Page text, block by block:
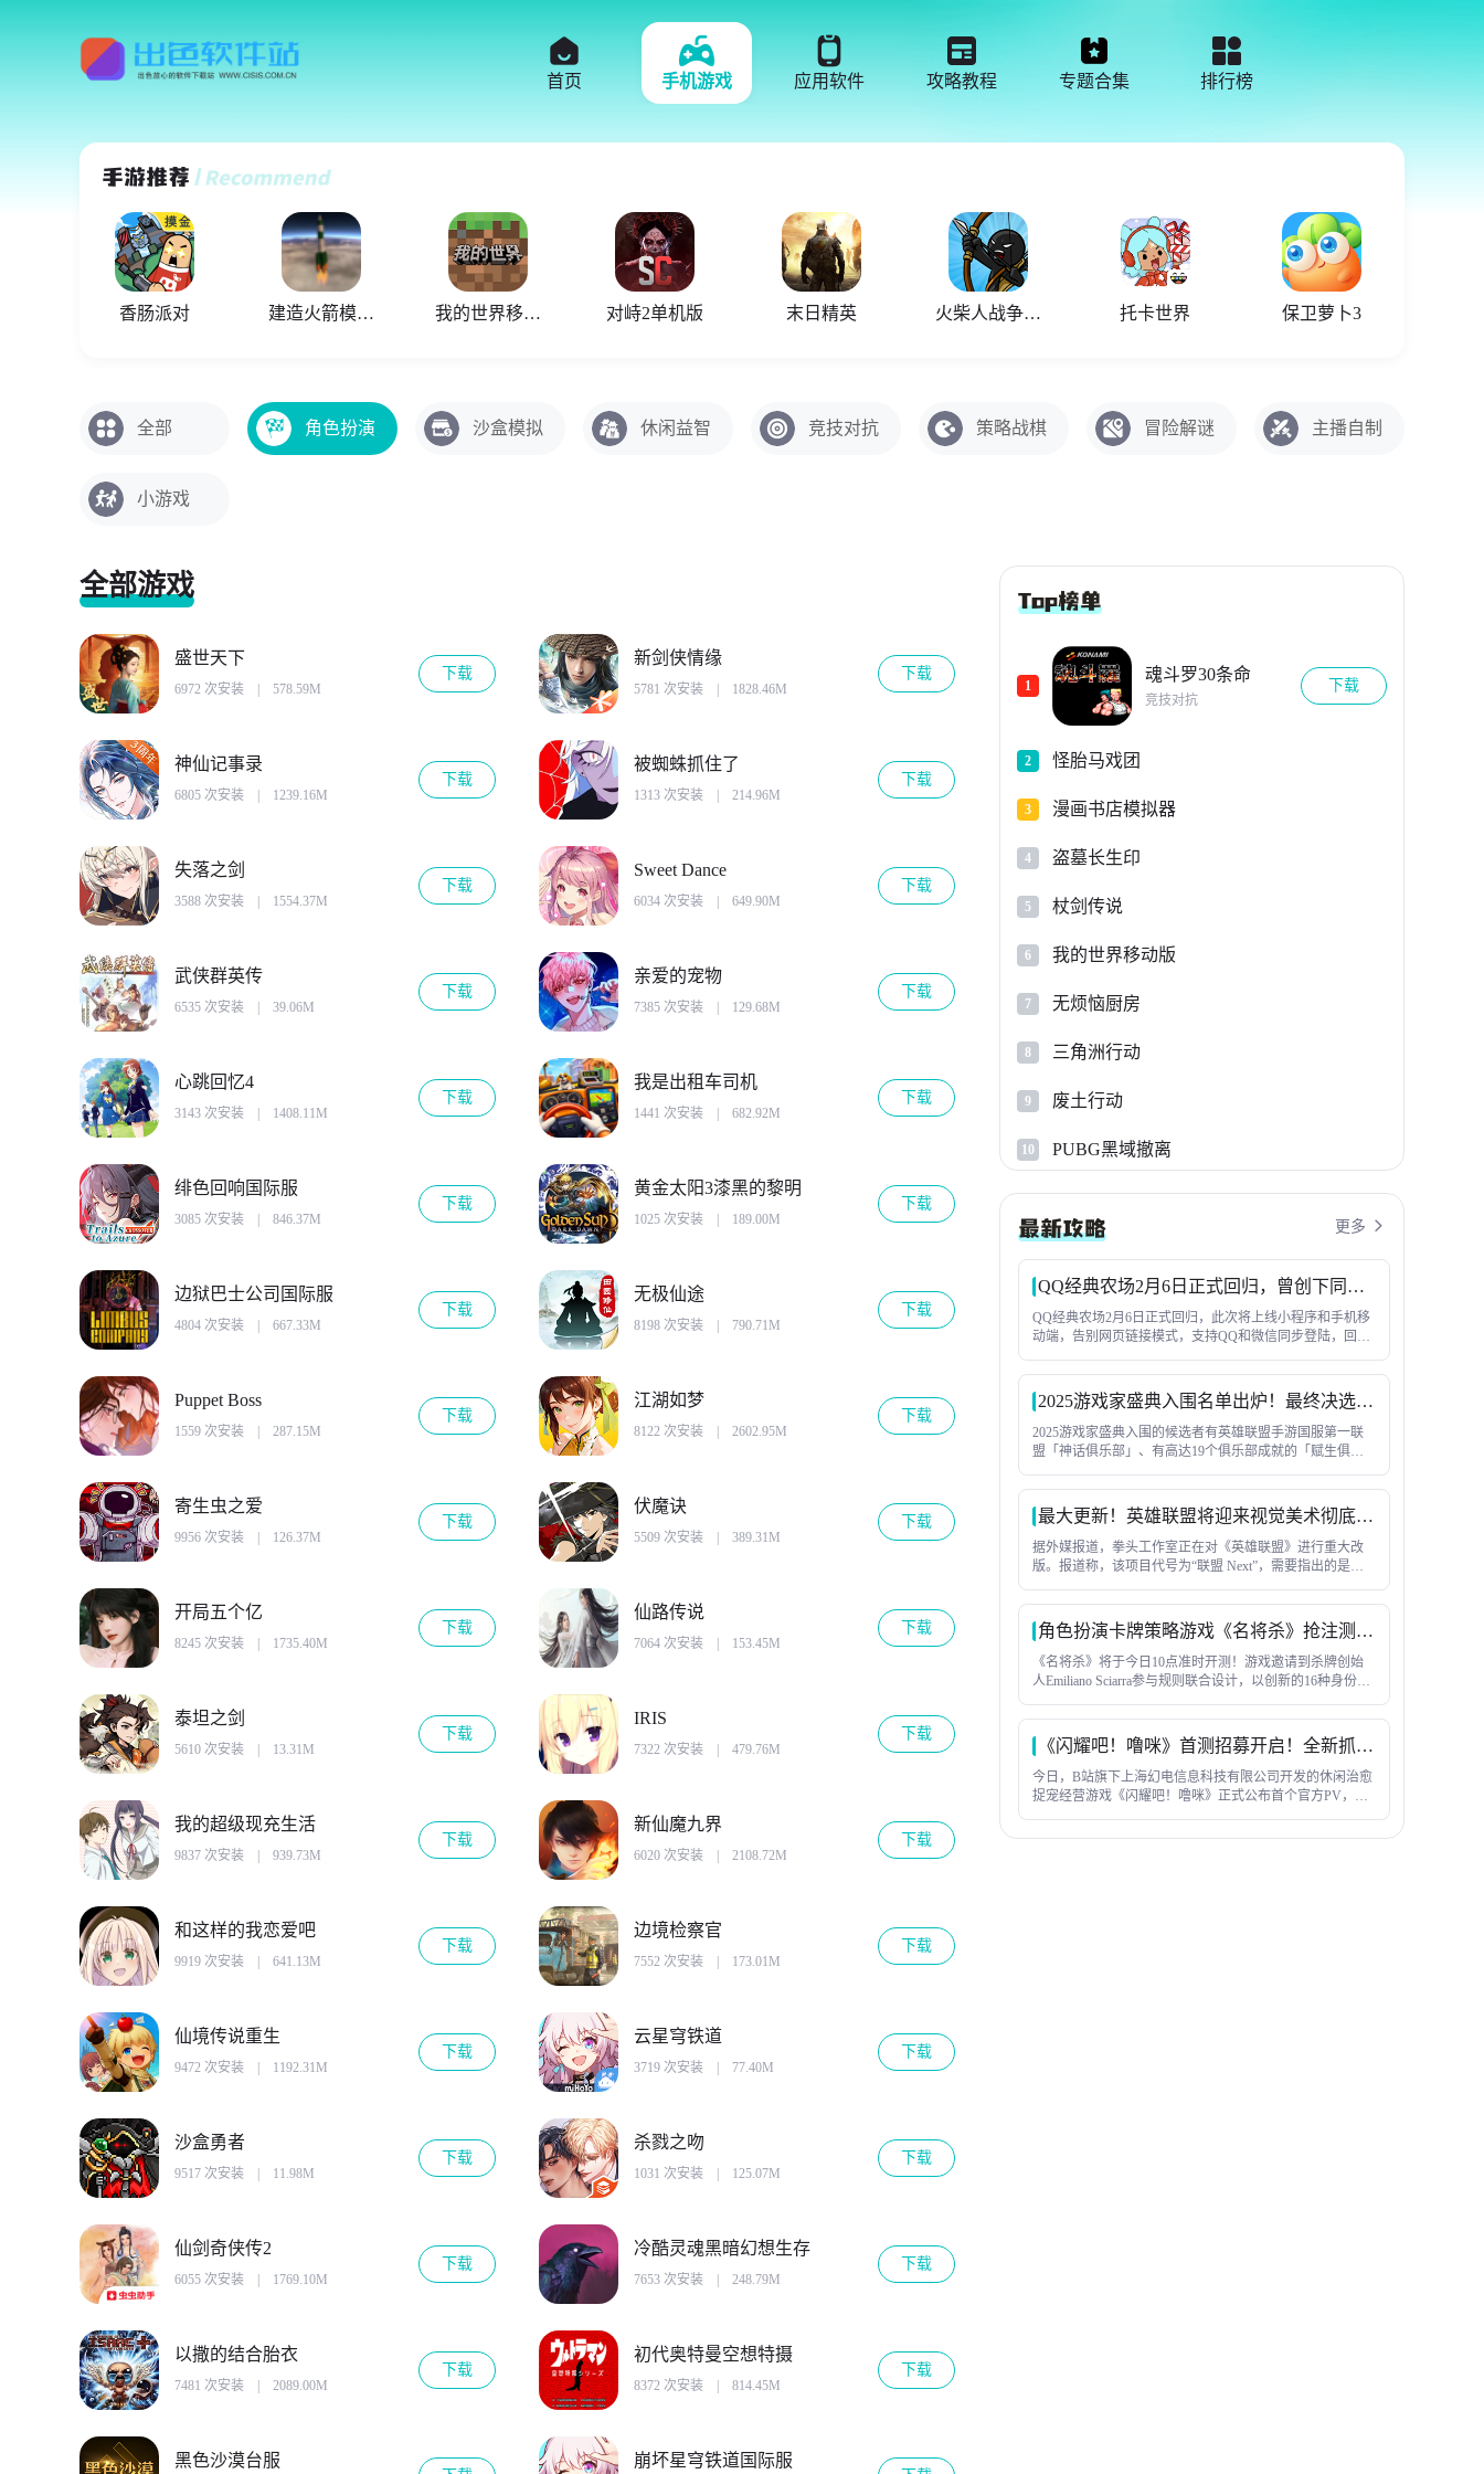
首页 手机游戏 应用软件 攻略教程 专题合集 排行榜
香肠派对 建造火箭模拟器 我的世界移动版 对峙2单机版 末日精英 火柴人战争遗产召唤版 托卡世界 保卫萝卜3
全部 角色扮演 沙盒模拟 休闲益智 竞技对抗 策略战棋 冒险解谜 主播自制
小游戏
全部游戏
盛世天下
6972 次安装 578.59M
下载
新剑侠情缘
5781 次安装 1828.46M
下载
神仙记事录
6805 次安装 1239.16M
下载
被蜘蛛抓住了
1313 次安装 214.96M
下载
失落之剑
3588 次安装 1554.37M
下载
Sweet Dance
6034 次安装 649.90M
下载
武侠群英传
6535 次安装 39.06M
下载
亲爱的宠物
7385 次安装 129.68M
下载
心跳回忆4
3143 次安装 1408.11M
下载
我是出租车司机
1441 次安装 682.92M
下载
绯色回响国际服
3085 次安装 846.37M
下载
黄金太阳3漆黑的黎明
1025 次安装 189.00M
下载
边狱巴士公司国际服
4804 次安装 667.33M
下载
无极仙途
8198 次安装 790.71M
下载
Puppet Boss
1559 次安装 287.15M
下载
江湖如梦
8122 次安装 2602.95M
下载
寄生虫之爱
9956 次安装 126.37M
下载
伏魔诀
5509 次安装 389.31M
下载
开局五个亿
8245 次安装 1735.40M
下载
仙路传说
7064 次安装 153.45M
下载
泰坦之剑
5610 次安装 13.31M
下载
IRIS
7322 次安装 479.76M
下载
我的超级现充生活
9837 次安装 939.73M
下载
新仙魔九界
6020 次安装 2108.72M
下载
和这样的我恋爱吧
9919 次安装 641.13M
下载
边境检察官
7552 次安装 173.01M
下载
仙境传说重生
9472 次安装 1192.31M
下载
云星穹铁道
3719 次安装 77.40M
下载
沙盒勇者
9517 次安装 11.98M
下载
杀戮之吻
1031 次安装 125.07M
下载
仙剑奇侠传2
6055 次安装 1769.10M
下载
冷酷灵魂黑暗幻想生存
7653 次安装 248.79M
下载
以撒的结合胎衣
7481 次安装 2089.00M
下载
初代奥特曼空想特摄
8372 次安装 814.45M
下载
黑色沙漠台服 崩坏星穹铁道国际服
1
魂斗罗30条命
竞技对抗
下载
2 怪胎马戏团
3 漫画书店模拟器
4 盗墓长生印
5 杖剑传说
6 我的世界移动版
7 无烦恼厨房
8 三角洲行动
9 废土行动
10 PUBG黑域撤离
更多 
QQ经典农场2月6日正式回归，曾创下同时在线人数1.2亿纪录
QQ经典农场2月6日正式回归，此次将上线小程序和手机移
动端，告别网页链接模式，支持QQ和微信同步登陆，回味
归，还会上线全新玩法内容，尽请期待吧！
2025游戏家盛典入围名单出炉！最终决选即将上演
2025游戏家盛典入围的候选者有英雄联盟手游国服第一联
盟「神话俱乐部」、有高达19个俱乐部成就的「赋生俱乐
包」、金铲铲全服成就排名第一的全能大神游戏家「夜
神」，等等。
最大更新！英雄联盟将迎来视觉美术彻底改造
据外媒报道，拳头工作室正在对《英雄联盟》进行重大改
版。报道称，该项目代号为“联盟 Next”，需要指出的是，
质上是一次重制，但并非彻底的重新发布。
角色扮演卡牌策略游戏《名将杀》抢注测试预下载已开启
《名将杀》将于今日10点准时开测！游戏邀请到杀牌创始
人Emiliano Sciarra参与规则联合设计，以创新的16种身份玩
来全新杀牌体验！
《闪耀吧！噜咪》首测招募开启！全新抓宠养成来袭
今日，B站旗下上海幻电信息科技有限公司开发的休闲治愈
捉宠经营游戏《闪耀吧！噜咪》正式公布首个官方PV，独